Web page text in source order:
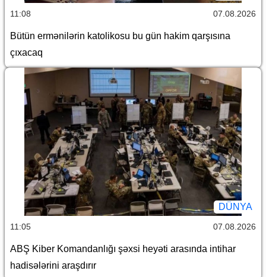
11:08 07.08.2026
Bütün ermənilərin katolikosu bu gün hakim qarşısına
çıxacaq
DÜNYA
11:05 07.08.2026
ABŞ Kiber Komandanlığı şəxsi heyəti arasında intihar
hadisələrini araşdırır